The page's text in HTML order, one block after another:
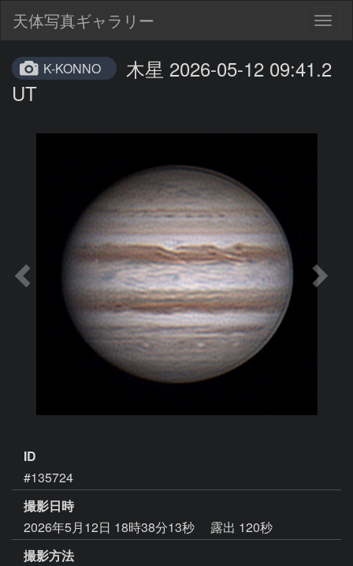
天体写真ギャラリー
K-KONNO
木星 2026-05-12 09:41.2
UT
ID
#135724
撮影日時
2026年5月12日 18時38分13秒
露出 120秒
撮影方法